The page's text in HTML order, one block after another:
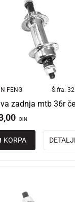
FENG Šifra:
zadnja mtb 36r
DIN
KORPA